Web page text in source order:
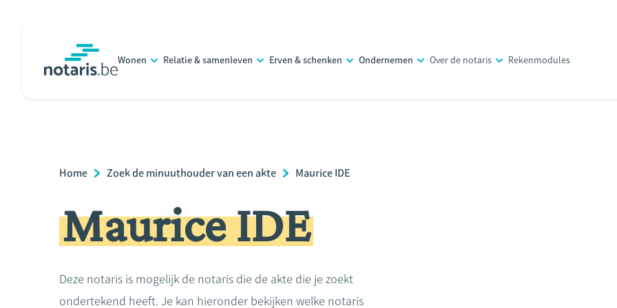
Wonen Relatie & samenleven Erven & schenken Ondernemen Over de notaris Rekenmodules
Breadcrumb
Home Zoek de minuuthouder van een akte Maurice IDE
Maurice IDE
Deze notaris is mogelijk de notaris die de akte die je zoekt
ondertekend heeft. Je kan hieronder bekijken welke notaris